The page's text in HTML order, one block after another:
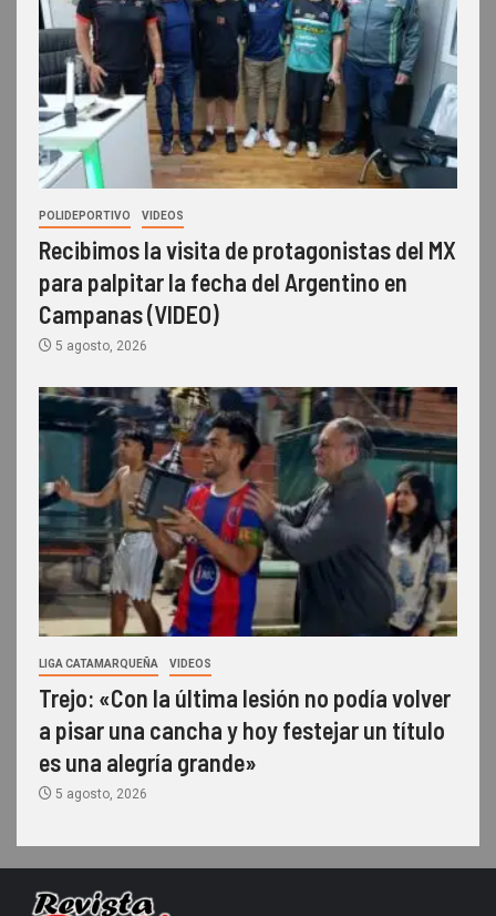
POLIDEPORTIVO VIDEOS
Recibimos la visita de protagonistas del MX
para palpitar la fecha del Argentino en
Campanas (VIDEO)
5 agosto, 2026
LIGA CATAMARQUEÑA VIDEOS
Trejo: «Con la última lesión no podía volver
a pisar una cancha y hoy festejar un título
es una alegría grande»
5 agosto, 2026